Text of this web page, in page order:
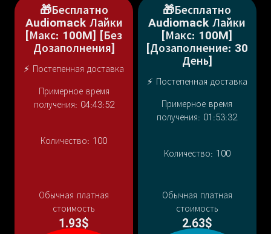
🎁Бесплатно
Audiomack Лайки
[Макс: 100M] [Без
Дозаполнения]
⚡ Постепенная доставка
Примерное время
получения: 04:43:52
Количество: 100
Обычная платная
стоимость
1.93$
🎁Бесплатно
Audiomack Лайки
[Макс: 100M]
[Дозаполнение: 30
День]
⚡ Постепенная доставка
Примерное время
получения: 01:53:32
Количество: 100
Обычная платная
стоимость
2.63$